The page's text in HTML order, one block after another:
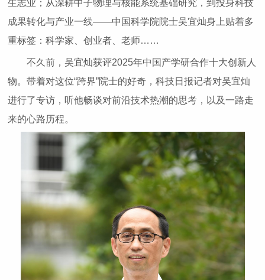
生志业；从深耕中子物理与核能系统基础研究，到投身科技
成果转化与产业一线——中国科学院院士吴宜灿身上贴着多
重标签：科学家、创业者、老师……
不久前，吴宜灿获评2025年中国产学研合作十大创新人
物。带着对这位“跨界”院士的好奇，科技日报记者对吴宜灿
进行了专访，听他畅谈对前沿技术热潮的思考，以及一路走
来的心路历程。